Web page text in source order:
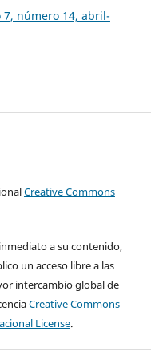
7, número 14, abril-
Creative Commons
a su contenido,
un acceso libre a las
intercambio global de
Creative Commons
License.